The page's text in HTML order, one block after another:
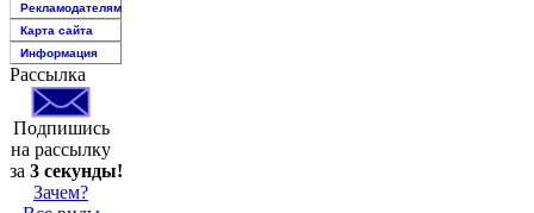
Рекламодателям
Карта сайта
Информация
Рассылка
Подпишись
на рассылку
за 3 секунды!
Зачем?